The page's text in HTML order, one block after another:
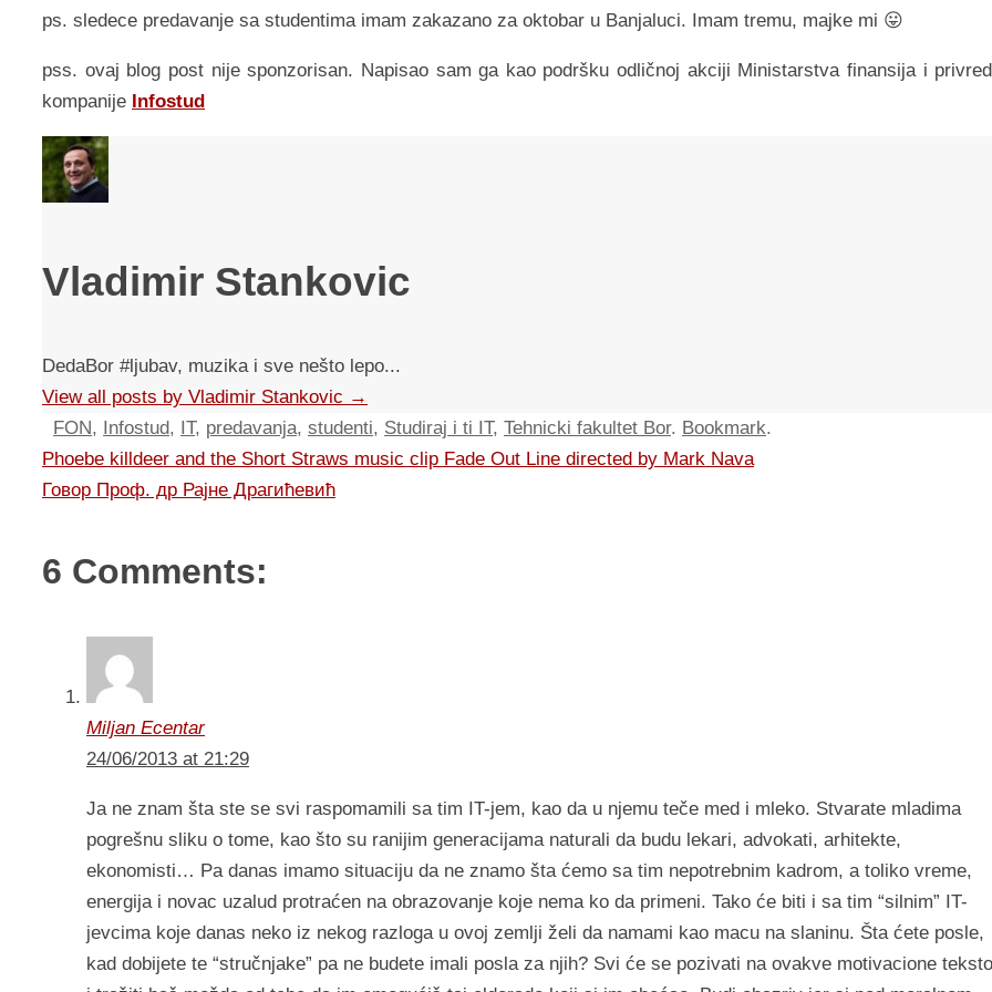
ps. sledece predavanje sa studentima imam zakazano za oktobar u Banjaluci. Imam tremu, majke mi 😛
pss. ovaj blog post nije sponzorisan. Napisao sam ga kao podršku odličnoj akciji Ministarstva finansija i
kompanije Infostud
Vladimir Stankovic
DedaBor #ljubav, muzika i sve nešto lepo...
View all posts by Vladimir Stankovic →
FON, Infostud, IT, predavanja, studenti, Studiraj i ti IT, Tehnicki fakultet Bor. Bookmark.
Phoebe killdeer and the Short Straws music clip Fade Out Line directed by Mark Nava
Говор Проф. др Рајнe Драгићевић
6 Comments:
Miljan Ecentar
24/06/2013 at 21:29
Ja ne znam šta ste se svi raspomamili sa tim IT-jem, kao da u njemu teče med i mleko. Stvarate mladima
pogrešnu sliku o tome, kao što su ranijim generacijama naturali da budu lekari, advokati, arhitekte,
ekonomisti… Pa danas imamo situaciju da ne znamo šta ćemo sa tim nepotrebnim kadrom, a toliko vreme,
energija i novac uzalud protraćen na obrazovanje koje nema ko da primeni. Tako će biti i sa tim “silnim” IT-
jevcima koje danas neko iz nekog razloga u ovoj zemlji želi da namami kao macu na slaninu. Šta ćete posle,
kad dobijete te “stručnjake” pa ne budete imali posla za njih? Svi će se pozivati na ovakve motivacione